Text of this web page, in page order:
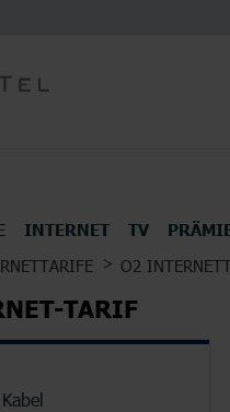
UND SMARTPHONES
ANBIETER
INTERNET TV
TV TARIFE
DEALS FÜR DICH
O2
TARIF